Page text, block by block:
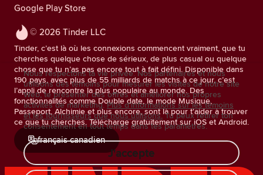
© 2026 Tinder LLC
Tinder, c’est là où les connexions commencent vraiment, que tu
cherches quelque chose de sérieux, de plus casual ou quelque
chose que tu n’as pas encore tout à fait défini. Disponible dans
190 pays, avec plus de 55 milliards de matchs à ce jour, c’est
l’appli de rencontre la plus populaire au monde. Des
fonctionnalités comme Double date, le mode Musique,
Passeport, Alchimie et plus encore, sont là pour t'aider à trouver
ce que tu cherches. Télécharge gratuitement sur iOS et Android.
français canadien
Google Play Store
Nous respectons ta vie privée. Nos partenaires et nous
utilisons des témoins pour mesurer les visites de notre site
Web, te présenter des offres et améliorer nos propres
activités de marketing. Plus d'informations sur les témoins
et les fournisseurs que nous utilisons. Tu peux retirer ton
consentement en tout temps dans tes paramètres.
J'accepte